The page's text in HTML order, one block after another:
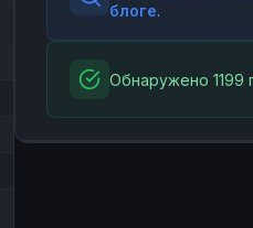
блоге.
Обнаружено 1199